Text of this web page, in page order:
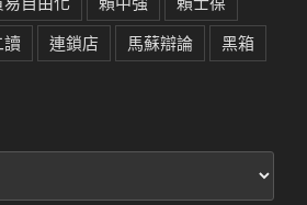
讀 連鎖店 馬蘇辯論 黑箱